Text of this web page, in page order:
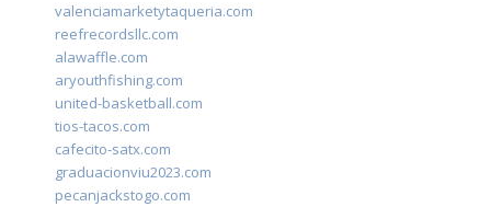
valenciamarketytaqueria.com
reefrecordsllc.com
alawaffle.com
aryouthfishing.com
united-basketball.com
tios-tacos.com
cafecito-satx.com
graduacionviu2023.com
pecanjackstogo.com